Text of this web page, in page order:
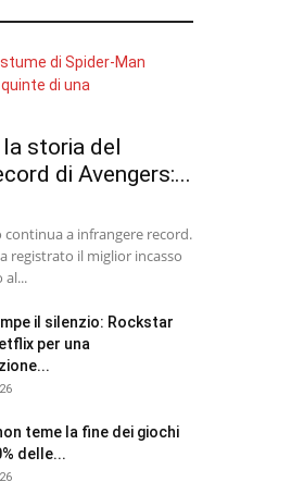
storia del
di Avengers:...
a infrangere record.
registrato il miglior incasso
al...
il silenzio: Rockstar
per una
teme la fine dei giochi
delle...